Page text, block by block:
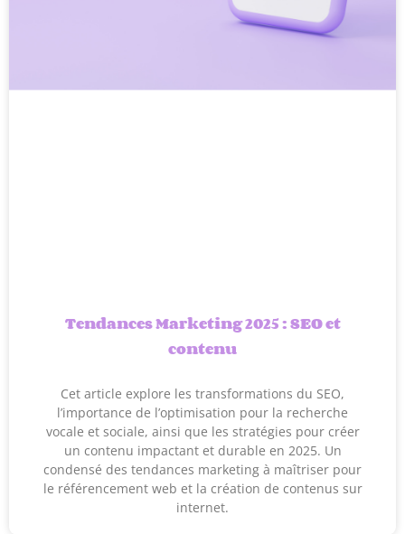
Tendances Marketing 2025 : SEO et
contenu
Cet article explore les transformations du SEO,
l’importance de l’optimisation pour la recherche
vocale et sociale, ainsi que les stratégies pour créer
un contenu impactant et durable en 2025. Un
condensé des tendances marketing à maîtriser pour
le référencement web et la création de contenus sur
internet.